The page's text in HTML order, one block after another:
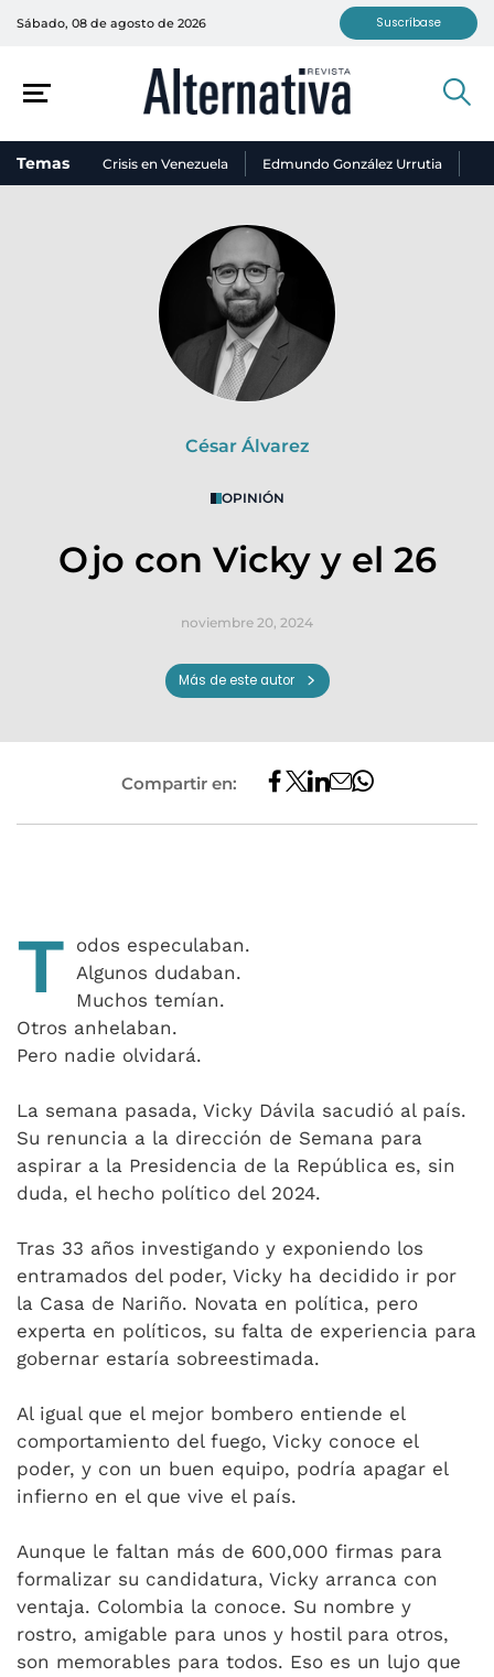
Sábado, 08 de agosto de 2026 Suscríbase
Temas Crisis en Venezuela Edmundo González Urrutia
César Álvarez
OPINIÓN
Ojo con Vicky y el 26
noviembre 20, 2024
Más de este autor
Compartir en:
T odos especulaban.
Algunos dudaban.
Muchos temían.
Otros anhelaban.
Pero nadie olvidará.
La semana pasada, Vicky Dávila sacudió al país.
Su renuncia a la dirección de Semana para
aspirar a la Presidencia de la República es, sin
duda, el hecho político del 2024.
Tras 33 años investigando y exponiendo los
entramados del poder, Vicky ha decidido ir por
la Casa de Nariño. Novata en política, pero
experta en políticos, su falta de experiencia para
gobernar estaría sobreestimada.
Al igual que el mejor bombero entiende el
comportamiento del fuego, Vicky conoce el
poder, y con un buen equipo, podría apagar el
infierno en el que vive el país.
Aunque le faltan más de 600,000 firmas para
formalizar su candidatura, Vicky arranca con
ventaja. Colombia la conoce. Su nombre y
rostro, amigable para unos y hostil para otros,
son memorables para todos. Eso es un lujo que